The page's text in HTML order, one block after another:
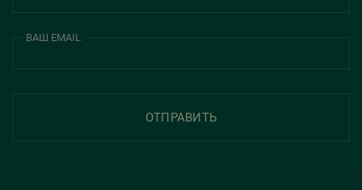
ВАШ EMAIL
ОТПРАВИТЬ